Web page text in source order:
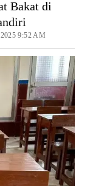
Bakat di
9:52 AM